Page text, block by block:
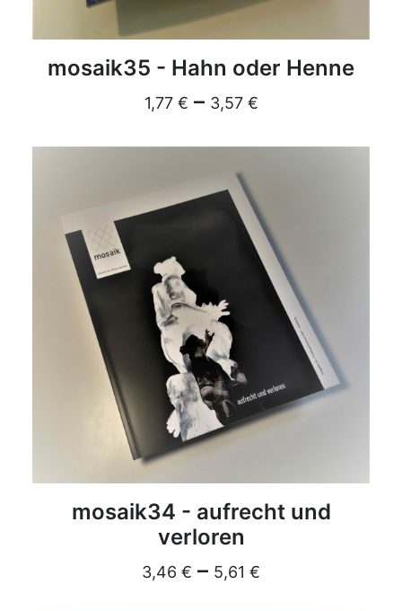
DETAILS
mosaik35 - Hahn oder Henne
1,77 € – 3,57 €
mosaik34 - aufrecht und
verloren
3,46 € – 5,61 €